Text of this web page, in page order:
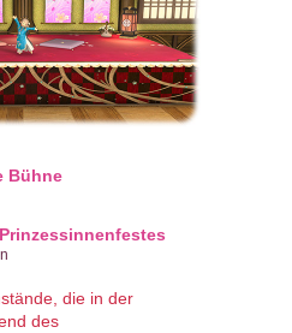
Bühne
die in der
des